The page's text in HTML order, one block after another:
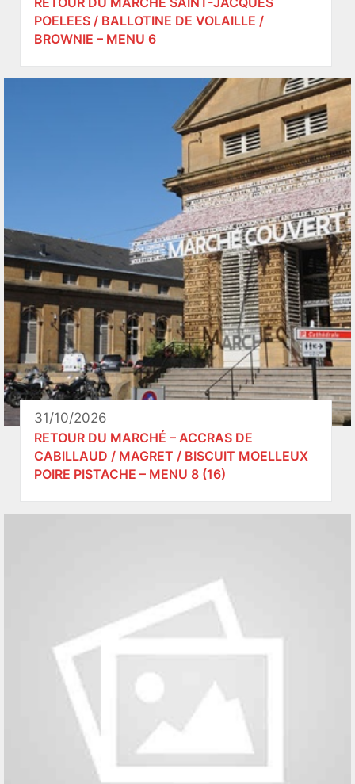
POELEES / BALLOTINE DE VOLAILLE /
BROWNIE – MENU 6
31/10/2026
RETOUR DU MARCHÉ – ACCRAS DE
CABILLAUD / MAGRET / BISCUIT MOELLEUX
POIRE PISTACHE – MENU 8 (16)